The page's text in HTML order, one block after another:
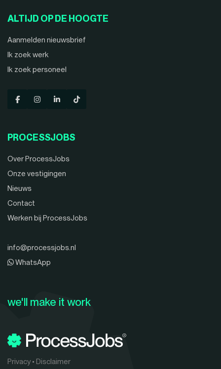
ALTIJD OP DE HOOGTE
Aanmelden nieuwsbrief
Ik zoek werk
Ik zoek personeel
PROCESSJOBS
Over ProcessJobs
Onze vestigingen
Nieuws
Contact
Werken bij ProcessJobs
info@processjobs.nl
WhatsApp
Privacy• Disclaimer
we'll make it work